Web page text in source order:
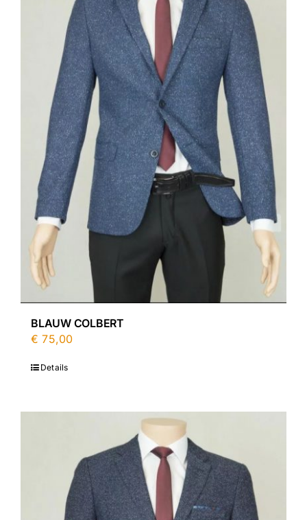
BLAUW COLBERT
€ 75,00
Details